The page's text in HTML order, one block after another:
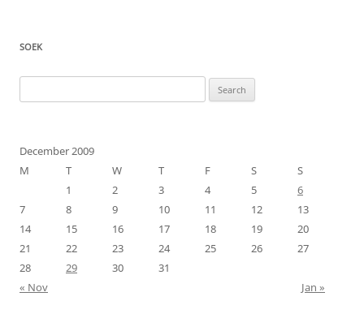
SOEK
for:
December 2009
M
T W T F S
S
1
2 3 4 5
6
7
8 9 10 11 12
13
14
15 16 17 18 19
20
21
22 23 24 25 26
27
28
29 30
31
« Nov
Jan »